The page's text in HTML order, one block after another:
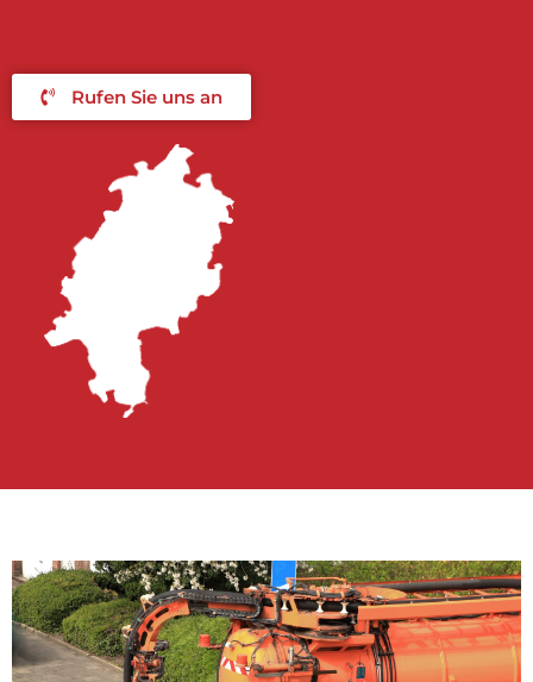
Rufen Sie uns an